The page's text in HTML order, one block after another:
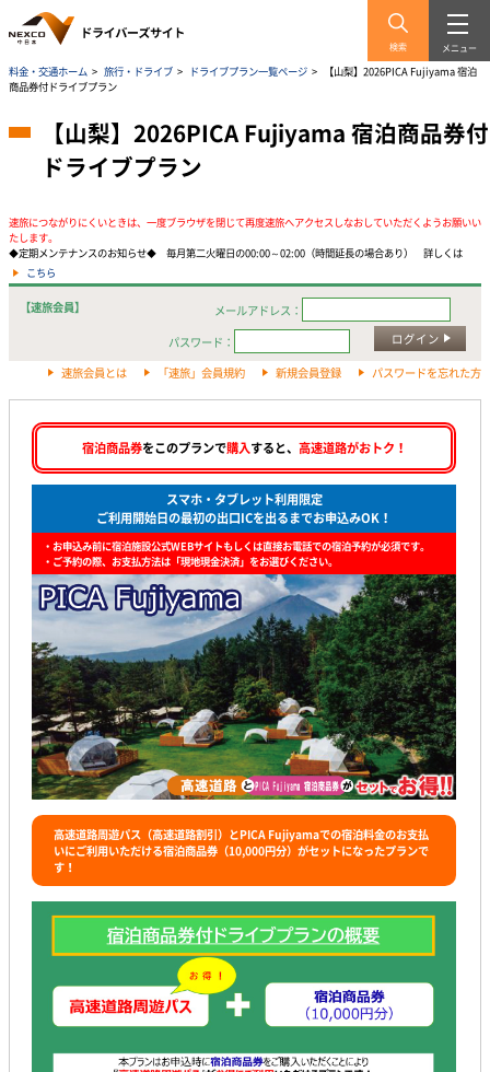
検索 メニュー
料金・交通ホーム > 旅行・ドライブ > ドライブプラン一覧ページ >
【山梨】2026PICA Fujiyama 宿泊
商品券付ドライブプラン
【山梨】2026PICA Fujiyama 宿泊商品券付
ドライブプラン
速旅につながりにくいときは、一度ブラウザを閉じて再度速旅へアクセスしなおしていただくようお願いい
たします。
◆定期メンテナンスのお知らせ◆ 毎月第二火曜日の00:00～02:00（時間延長の場合あり） 詳しくは
こちら
【速旅会員】
メールアドレス：
パスワード：
ログイン
速旅会員とは 「速旅」会員規約 新規会員登録 パスワードを忘れた方
宿泊商品券をこのプランで購入すると、 高速道路がおトク！
スマホ・タブレット利用限定
ご利用開始日の最初の出口ICを出るまでお申込みOK！
・お申込み前に宿泊施設公式WEBサイトもしくは直接お電話での宿泊予約が必須です。
・ご予約の際、お支払方法は「現地現金決済」をお選びください。
高速道路周遊パス（高速道路割引）とPICA Fujiyamaでの宿泊料金のお支払
いにご利用いただける宿泊商品券（10,000円分）がセットになったプランで
す！